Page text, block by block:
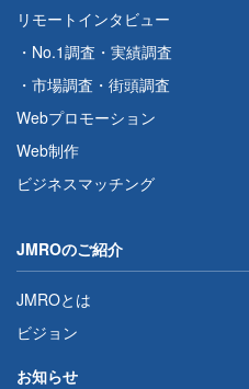
リモートインタビュー
・ No.1調査 ・ 実績調査
・ 市場調査 ・ 街頭調査
Webプロモーション
Web制作
ビジネスマッチング
JMROのご紹介
JMROとは
ビジョン
お知らせ